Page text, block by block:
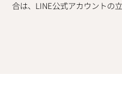
合は、LINE公式アカウントの